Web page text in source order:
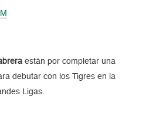
están por completar una
debutar con los Tigres en la
Ligas.